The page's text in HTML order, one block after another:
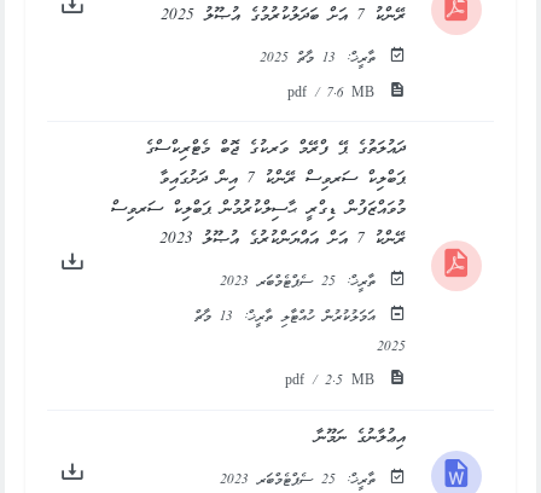
ރޭންކު 7 އަށް ބަދަލުކުރުމުގެ އުޞޫލު 2025
ތާރީޚް:
13 މާޗް 2025
pdf / 7.6 MB
ދައުލަތުގެ ޕޭ ފްރޭމް ވަރކުގެ ޖޮބް މެޓްރިކްސްގެ
ޕަބްލިކް ސަރވިސް ރޭންކު 7 އިން ދަށުގައިވާ
މުވައްޒަފުން ޑިގްރީ ޙާސިލްކުރުމުން ޕަބްލިކް ސަރވިސް
ރޭންކު 7 އަށް އައްޔަންކުރުގެ އުޞޫލު 2023
ތާރީޚް: 25 ސެޕްޓެމްބަރ 2023
އަމަލުކުރުން ހުއްޓާލި ތާރީޚް:
13 މާޗް
2025
pdf / 2.5 MB
އިޢުލާނުގެ ނަމޫނާ
ތާރީޚް: 25 ސެޕްޓެމްބަރ 2023